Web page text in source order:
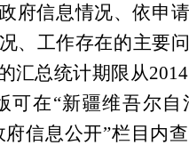
府信息情况、依申
、工作存在的主要
汇总统计期限从2014
可在“新疆维吾尔
府信息公开”栏目内